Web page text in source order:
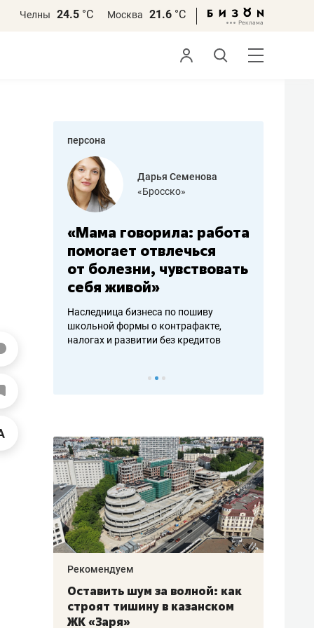
Челны 24.5 °С Москва 21.6 °С
персона
Дарья Семенова
«Бросско»
«Мама говорила: работа
помогает отвлечься
от болезни, чувствовать
себя живой»
Наследница бизнеса по пошиву
школьной формы о контрафакте,
налогах и развитии без кредитов
Рекомендуем
Оставить шум за волной: как
строят тишину в казанском
ЖК «Заря»